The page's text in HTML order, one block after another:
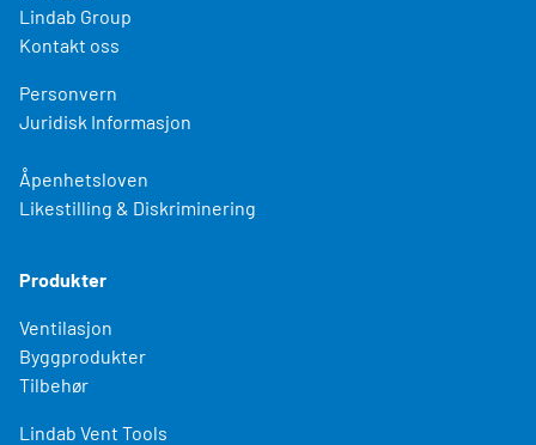
Lindab Group
Kontakt oss
Personvern
Juridisk Informasjon
Åpenhetsloven
Likestilling & Diskriminering
Produkter
Ventilasjon
Byggprodukter
Tilbehør
Lindab Vent Tools